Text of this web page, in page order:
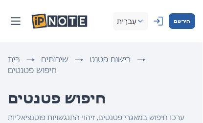
עִברִית הירשם
בַּיִת שירותים
רישום פטנט
חיפוש פטנטים
ערכו חיפוש במאגרי פטנטים, זיהוי התנגשויות פוטנציאליות